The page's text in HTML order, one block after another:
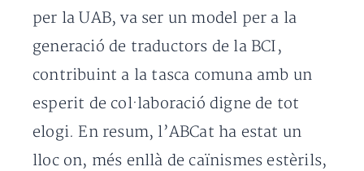
per la UAB, va ser un model per a la
generació de traductors de la BCI,
contribuint a la tasca comuna amb un
esperit de col·laboració digne de tot
elogi. En resum, l’ABCat ha estat un
lloc on, més enllà de caïnismes estèrils,